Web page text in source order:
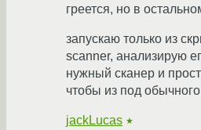
греется, но в
запускаю только из
scanner, анализирую
нужный сканер и
чтобы из под
jackLucas ★